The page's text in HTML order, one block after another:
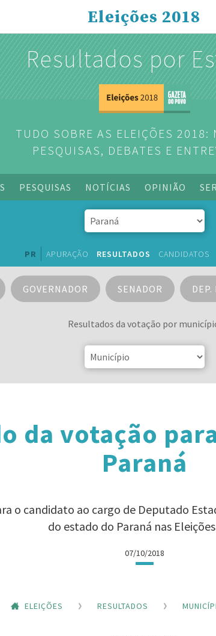
Eleições 2018
Resultados por
TUDO SOBRE AS ELEIÇÕES 2018:
PESQUISAS, DEBATES E
PESQUISAS NOTÍCIAS OPINIÃO
PR APURAÇÃO RESULTADOS CANDIDATOS
GOVERNADOR SENADOR DEP.
Resultados da votação por
da votação
Paraná
o candidato ao cargo de Deputado
do estado do Paraná nas
07/10/2018
ELEIÇÕES RESULTADOS